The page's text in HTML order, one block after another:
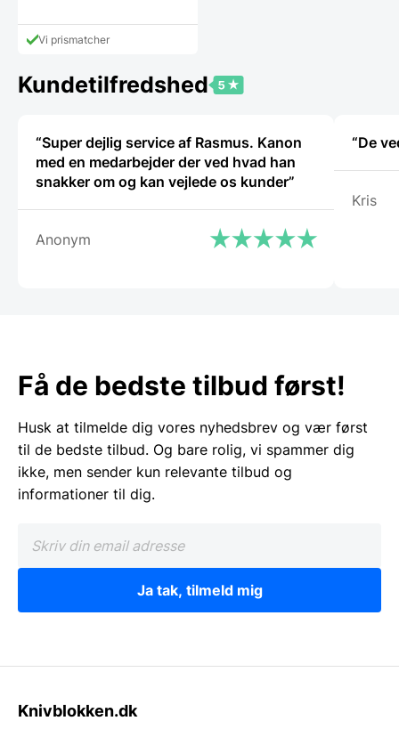
Vi prismatcher
Kundetilfredshed
“Super dejlig service af Rasmus. Kanon
med en medarbejder der ved hvad han
snakker om og kan vejlede os kunder”
Anonym
“De
Kris
Få de bedste tilbud først!
Husk at tilmelde dig vores nyhedsbrev og vær først
til de bedste tilbud. Og bare rolig, vi spammer dig
ikke, men sender kun relevante tilbud og
informationer til dig.
Ja tak, tilmeld mig
Knivblokken.dk